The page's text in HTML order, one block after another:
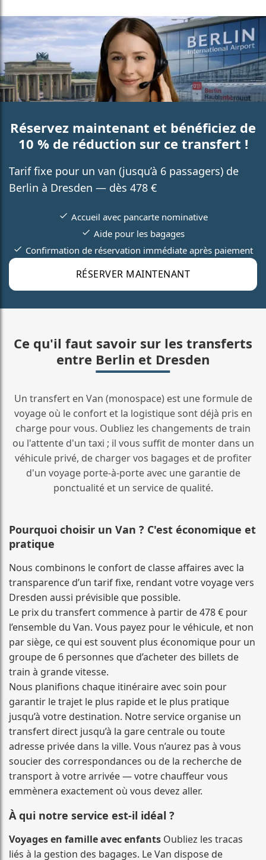
Réservez maintenant et bénéficiez de
10 % de réduction sur ce transfert !
Tarif fixe pour un van (jusqu’à 6 passagers) de
Berlin à Dresden — dès 478 €
RÉSERVER MAINTENANT
Accueil avec pancarte nominative
Aide pour les bagages
Confirmation de réservation immédiate après paiement
Ce qu'il faut savoir sur les transferts
entre Berlin et Dresden
Un transfert en Van (monospace) est une formule de
voyage où le confort et la logistique sont déjà pris en
charge pour vous. Oubliez les changements de train
ou l'attente d'un taxi ; il vous suffit de monter dans un
véhicule privé, de charger vos bagages et de profiter
d'un voyage porte-à-porte avec une garantie de
ponctualité et un service de qualité.
Pourquoi choisir un Van ? C'est économique et
pratique
Nous combinons le confort de classe affaires avec la
transparence d’un tarif fixe, rendant votre voyage vers
Dresden aussi prévisible que possible.
Le prix du transfert commence à partir de 478 € pour
l’ensemble du Van. Vous payez pour le véhicule, et non
par siège, ce qui est souvent plus économique pour un
groupe de 6 personnes que d’acheter des billets de
train à grande vitesse.
Nous planifions chaque itinéraire avec soin pour
garantir le trajet le plus rapide et le plus pratique
jusqu’à votre destination. Notre service organise un
transfert direct jusqu’à la gare centrale ou toute
adresse privée dans la ville. Vous n’aurez pas à vous
soucier des correspondances ou de la recherche de
transport à votre arrivée — votre chauffeur vous
emmènera exactement où vous devez aller.
À qui notre service est-il idéal ?
Voyages en famille avec enfants Oubliez les tracas
liés à la gestion des bagages. Le Van dispose de